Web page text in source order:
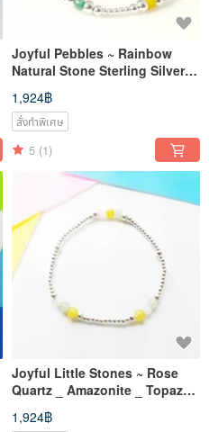
Joyful Pebbles ~ Rainbow
Natural Stone Sterling Silver
Bracelet
(Agate_Citrine_Amazonite_Go
lden Rutilated
1,924฿
สั่งทำพิเศษ
5 (1)
Joyful Little Stones ~ Rose
Quartz _ Amazonite _ Topaz
Sterling Silver Elastic Bracelet
1,924฿